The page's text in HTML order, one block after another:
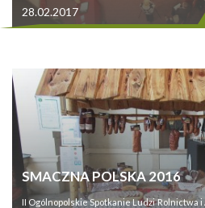
28.02.2017
SMACZNA POLSKA 2016
II Ogólnopolskie Spotkanie Ludzi Rolnictwa